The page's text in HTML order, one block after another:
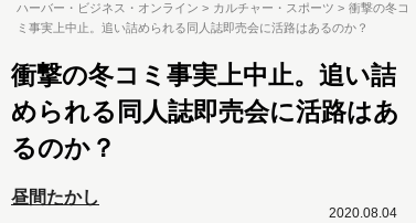
ハーバー・ビジネス・オンライン カルチャー・スポーツ
衝撃の冬コ
ミ事実上中止。追い詰められる同人誌即売会に活路はあるのか？
衝撃の冬コミ事実上中止。追い詰
められる同人誌即売会に活路はあ
るのか？
昼間たかし
2020.08.04